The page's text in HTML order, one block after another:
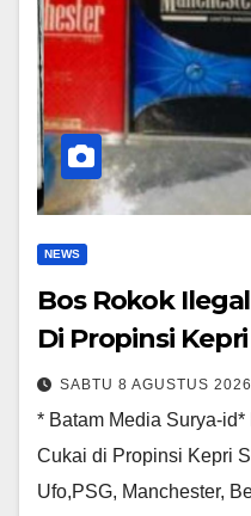
NEWS
Bos Rokok
Di Propinsi
SABTU 8 AGUSTUS 2026
* Batam Media Surya-
Cukai di Propinsi Kepri
Ufo,PSG, Manchester,